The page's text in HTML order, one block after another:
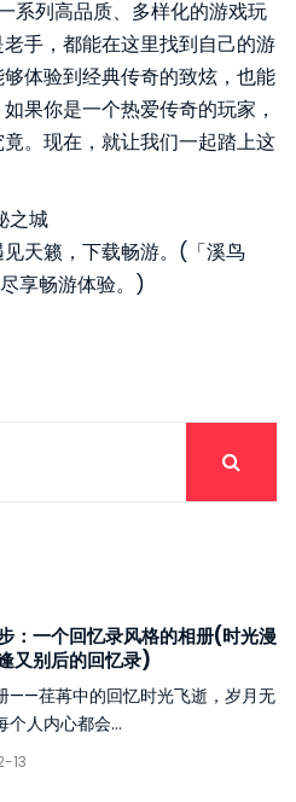
系列高品质、多样化的游戏玩
手，都能在这里找到自己的游
体验到经典传奇的致炫，也能
果你是一个热爱传奇的玩家，
。现在，就让我们一起踏上这
之城
天籁，下载畅游。(「溪鸟
享畅游体验。)
：一个回忆录风格的相册(时光漫
又别后的回忆录)
——荏苒中的回忆时光飞逝，岁月无
个人内心都会...
13